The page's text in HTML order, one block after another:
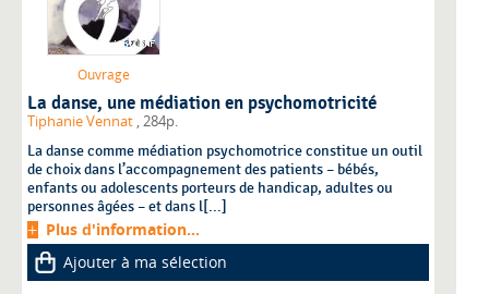
Ouvrage
La danse, une médiation en psychomotricité
Tiphanie Vennat , 284p.
La danse comme médiation psychomotrice constitue un outil
de choix dans l’accompagnement des patients – bébés,
enfants ou adolescents porteurs de handicap, adultes ou
personnes âgées – et dans l[...]
Plus d'information...
Ajouter à ma sélection